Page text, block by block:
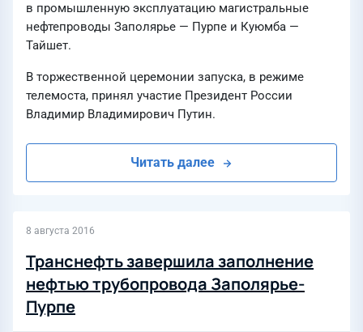
в промышленную эксплуатацию магистральные
нефтепроводы Заполярье — Пурпе и Куюмба —
Тайшет.
В торжественной церемонии запуска, в режиме
телемоста, принял участие Президент России
Владимир Владимирович Путин.
Читать далее
8 августа 2016
Транснефть завершила заполнение
нефтью трубопровода Заполярье-
Пурпе